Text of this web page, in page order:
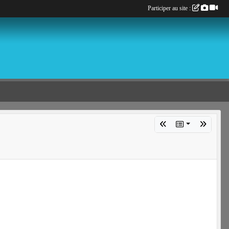
Participer au site :